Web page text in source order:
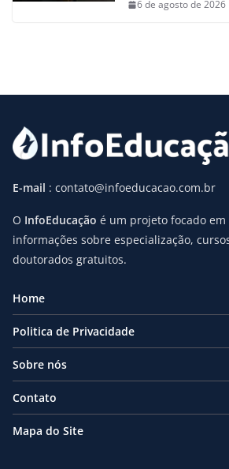
6 de agosto de 2026
E-mail : contato@infoeducacao.com.br
O InfoEducação é um projeto focado
informações sobre especialização,
doutorados gratuitos.
Home
Politica de Privacidade
Sobre nós
Contato
Mapa do Site